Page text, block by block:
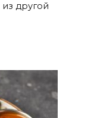
другой